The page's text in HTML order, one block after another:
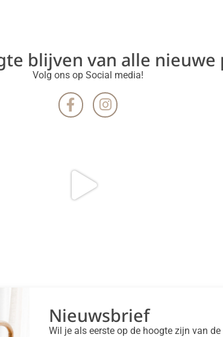
blijven van alle nieuwe
Volg ons op Social media!
Nieuwsbrief
Wil je als eerste op de hoogte zijn van